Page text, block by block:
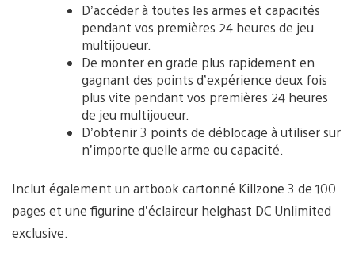
D’accéder à toutes les armes et capacités
pendant vos premières 24 heures de jeu
multijoueur.
De monter en grade plus rapidement en
gagnant des points d’expérience deux fois
plus vite pendant vos premières 24 heures
de jeu multijoueur.
D’obtenir 3 points de déblocage à utiliser sur
n’importe quelle arme ou capacité.
Inclut également un artbook cartonné Killzone 3 de 100
pages et une figurine d’éclaireur helghast DC Unlimited
exclusive.